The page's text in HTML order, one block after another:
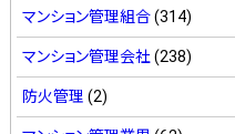
マンション管理組合(314)
マンション管理会社 (238)
防火管理 (2)